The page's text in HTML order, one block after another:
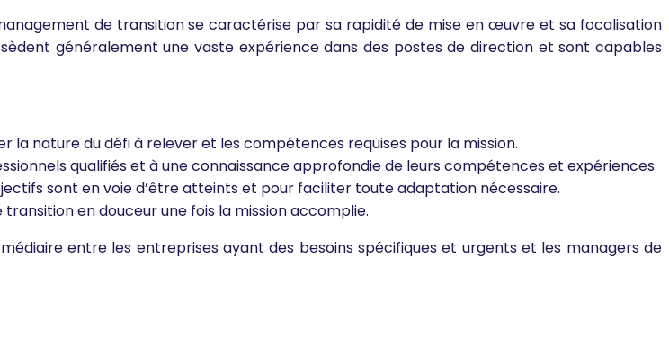
de transition se caractérise par sa rapidité de mise en œuvre et sa focalisation
généralement une vaste expérience dans des postes de direction et sont capables
la nature du défi à relever et les compétences requises pour la mission.
qualifiés et à une connaissance approfondie de leurs compétences et expériences.
sont en voie d’être atteints et pour faciliter toute adaptation nécessaire.
en douceur une fois la mission accomplie.
entre les entreprises ayant des besoins spécifiques et urgents et les managers de